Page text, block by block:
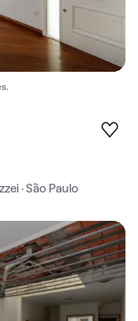
· São Paulo